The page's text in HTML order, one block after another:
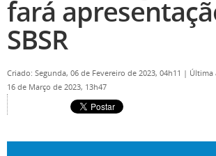
fará
SBSR
Criado: Segunda, 06 de Fevereiro de 2023, 04h11 | Última
16 de Março de 2023, 13h47